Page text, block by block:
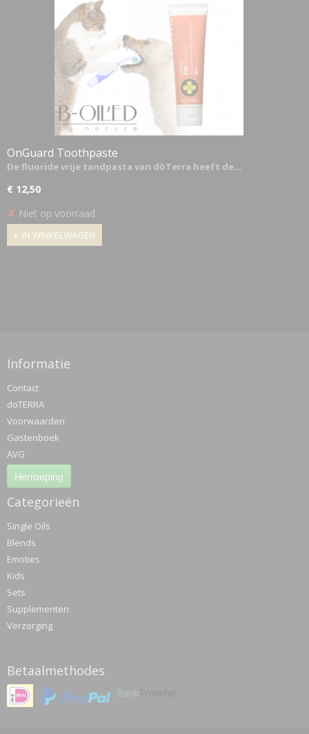
OnGuard Toothpaste
De fluoride vrije tandpasta van dōTerra heeft de…
€ 12,50
✘ Niet op voorraad
IN WINKELWAGEN
Informatie
Contact
doTERRA
Voorwaarden
Gastenboek
AVG
Herroeping
Categorieën
Single Oils
Blends
Emoties
Kids
Sets
Supplementen
Verzorging
Betaalmethodes